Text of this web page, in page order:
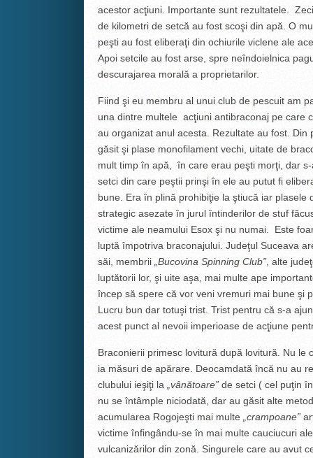
acestor acţiuni. Importante sunt rezultatele.
de kilometri de setcă au fost scoşi din apă. O
peşti au fost eliberaţi din ochiurile viclene ale
Apoi setcile au fost arse, spre neîndoielnica
descurajarea morală a proprietarilor.
Fiind şi eu membru al unui club de pescuit am
una dintre multele acţiuni antibraconaj pe care
au organizat anul acesta. Rezultate au fost. Din
găsit şi plase monofilament vechi, uitate de
mult timp în apă, în care erau peşti morţi, dar
setci din care peştii prinşi în ele au putut fi
bune. Era ȋn plină prohibiţie la ştiucă iar plasele
strategic asezate ȋn jurul ȋntinderilor de stuf
victime ale neamului Esox şi nu numai. Este
luptă împotriva braconajului. Judeţul Suceava
săi, membrii „Bucovina Spinning Club”, alte
luptătorii lor, şi uite aşa, mai multe ape
încep să spere că vor veni vremuri mai bune şi
Lucru bun dar totuşi trist. Trist pentru că s-a
acest punct al nevoii imperioase de acţiune
Braconierii primesc lovitură după lovitură. Nu
ia măsuri de apărare. Deocamdată încă nu au
clubului ieşiţi la
„vânătoare”de setci ( cel puţin
nu se întâmple niciodată, dar au găsit alte
acumularea Rogojeşti mai multe
„crampoane”
victime înfingându-se în mai multe cauciucuri
vulcanizărilor din zonă. Singurele care au avut